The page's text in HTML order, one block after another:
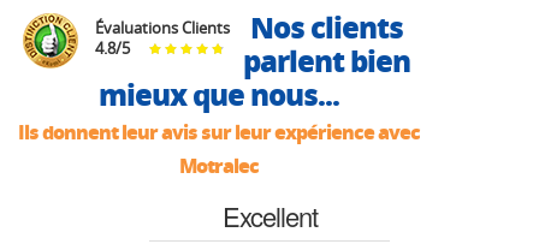
Évaluations Clients
4.8/5
Nos clients
parlent bien
mieux que nous...
Ils donnent leur avis sur leur expérience avec
Motralec
Excellent